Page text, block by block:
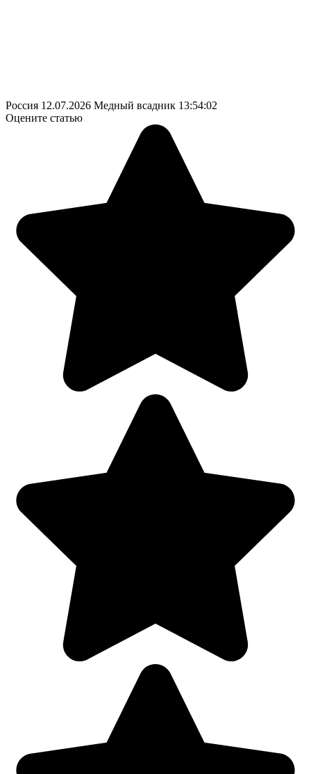
Россия 12.07.2026 Медный всадник 13:54:02
Оцените статью